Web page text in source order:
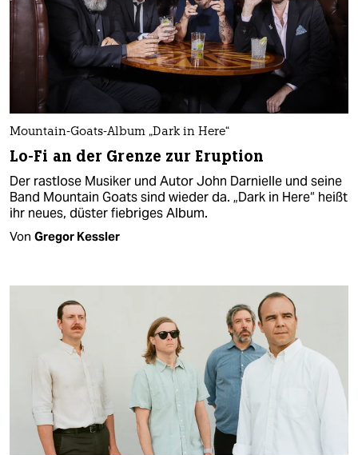
Mountain-Goats-Album „Dark in Here“
Lo-Fi an der Grenze zur Eruption
Der rastlose Musiker und Autor John Darnielle und seine
Band Mountain Goats sind wieder da. „Dark in Here“ heißt
ihr neues, düster fiebriges Album.
Von Gregor Kessler